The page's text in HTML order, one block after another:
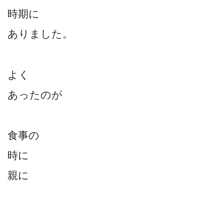
時期に
ありました。
よく
あったのが
食事の
時に
親に